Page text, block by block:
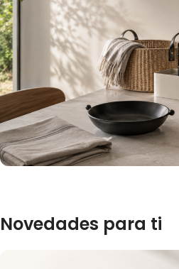
Novedades para ti